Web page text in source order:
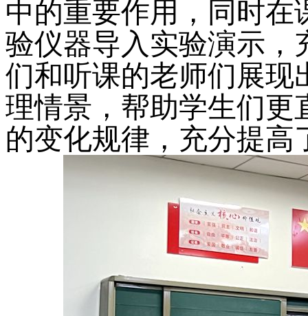
中的重要作用，同时在
验仪器导入实验演示，
们和听课的老师们展现
理情景，帮助学生们更
的变化规律，充分提高